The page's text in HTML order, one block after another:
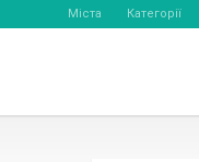
Міста Категорії